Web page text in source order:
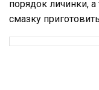
порядок личинки,
смазку